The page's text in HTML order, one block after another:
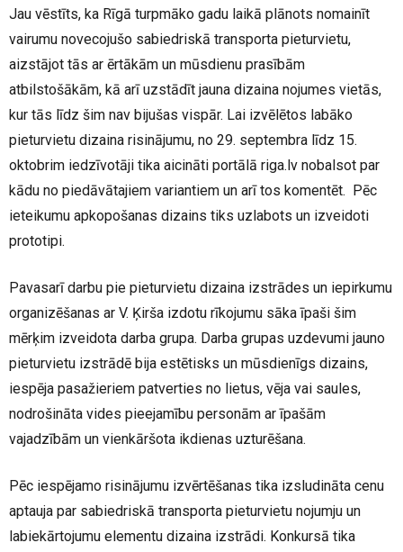
Jau vēstīts, ka Rīgā turpmāko gadu laikā plānots nomainīt
vairumu novecojušo sabiedriskā transporta pieturvietu,
aizstājot tās ar ērtākām un mūsdienu prasībām
atbilstošākām, kā arī uzstādīt jauna dizaina nojumes vietās,
kur tās līdz šim nav bijušas vispār. Lai izvēlētos labāko
pieturvietu dizaina risinājumu, no 29. septembra līdz 15.
oktobrim iedzīvotāji tika aicināti portālā riga.lv nobalsot par
kādu no piedāvātajiem variantiem un arī tos komentēt. Pēc
ieteikumu apkopošanas dizains tiks uzlabots un izveidoti
prototipi.
Pavasarī darbu pie pieturvietu dizaina izstrādes un iepirkumu
organizēšanas ar V. Ķirša izdotu rīkojumu sāka īpaši šim
mērķim izveidota darba grupa. Darba grupas uzdevumi jauno
pieturvietu izstrādē bija estētisks un mūsdienīgs dizains,
iespēja pasažieriem patverties no lietus, vēja vai saules,
nodrošināta vides pieejamību personām ar īpašām
vajadzībām un vienkāršota ikdienas uzturēšana.
Pēc iespējamo risinājumu izvērtēšanas tika izsludināta cenu
aptauja par sabiedriskā transporta pieturvietu nojumju un
labiekārtojumu elementu dizaina izstrādi. Konkursā tika